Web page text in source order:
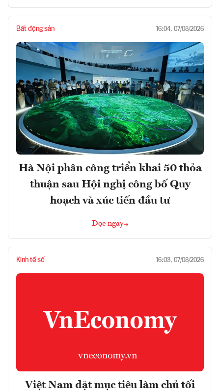
Bất động sản 16:04, 07/08/2026
Hà Nội phân công triển khai 50 thỏa
thuận sau Hội nghị công bố Quy
hoạch và xúc tiến đầu tư
Đọc ngay
Kinh tế số 16:03, 07/08/2026
Việt Nam đặt mục tiêu làm chủ tối